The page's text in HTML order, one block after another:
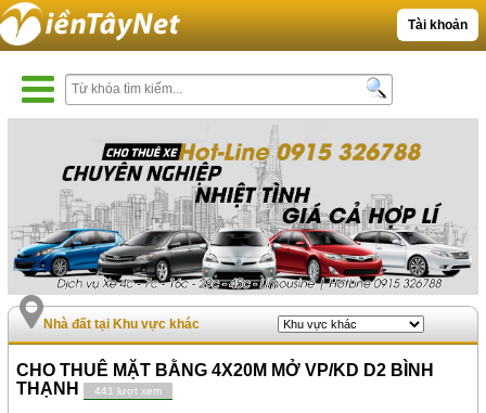
Tài khoản
Nhà đất tại Khu vực khác
CHO THUÊ MẶT BẰNG 4X20M MỞ VP/KD D2 BÌNH
THẠNH
441 lượt xem